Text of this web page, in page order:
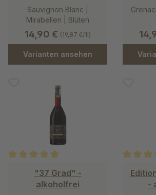
Sauvignon Blanc |
Mirabellen | Blüten
14,90 € (19,87 €/1l)
Varianten ansehen
Durchschnittliche Bewertung von 5 von 5
"37 Grad" -
alkoholfrei
-